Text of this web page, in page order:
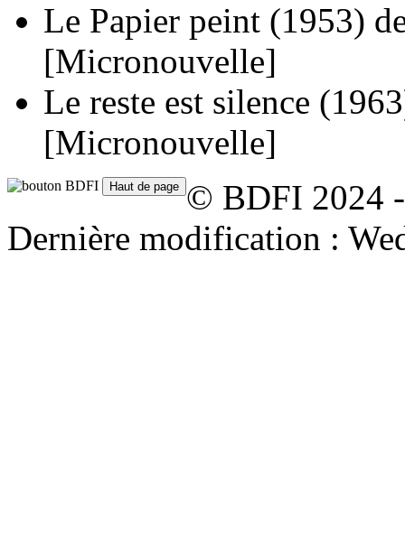
Le Papier peint (1953)
[Micronouvelle]
Le reste est silence
[Micronouvelle]
© BDFI 2024
Dernière modification :